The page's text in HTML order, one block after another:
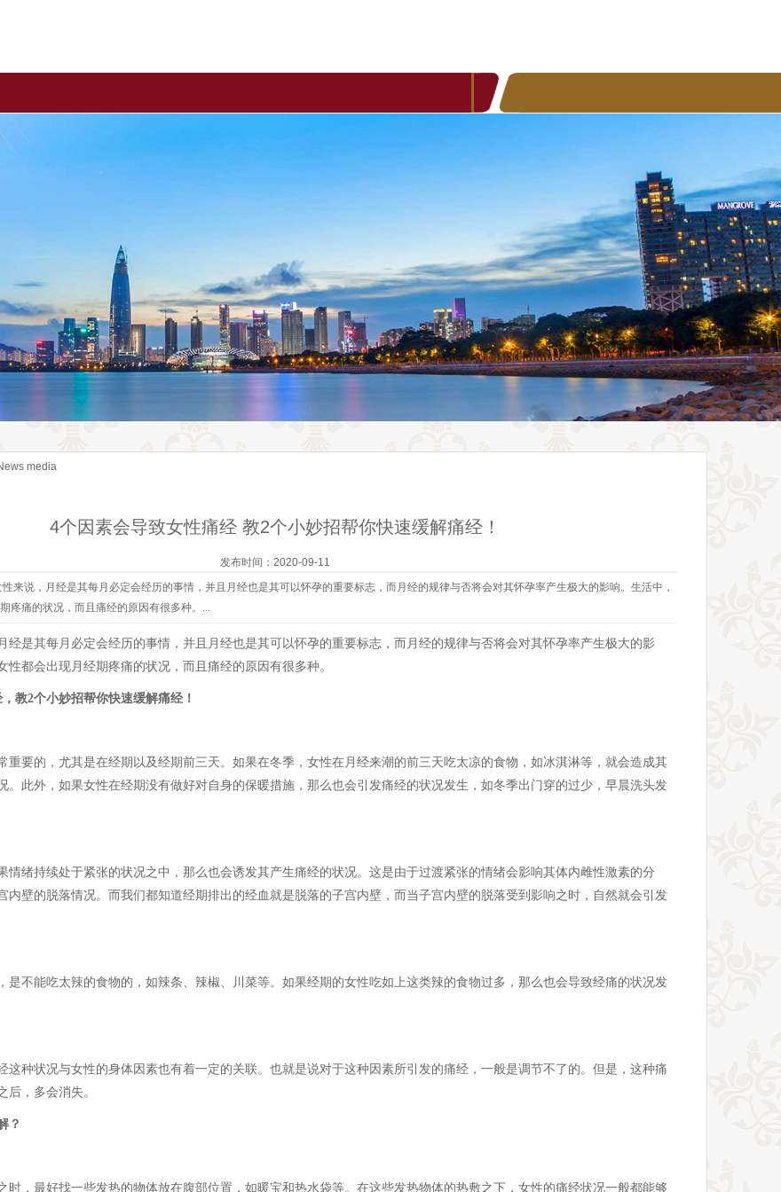
media
4个因素会导致女性痛经 教2个小妙招帮你快速缓解痛经！
发布时间：2020-09-11
来说，月经是其每月必定会经历的事情，并且月经也是其可以怀孕的重要标志，而月经的规律与否将会对其怀孕率产生极大的影响。生活中，
疼痛的状况，而且痛经的原因有很多种。...
经是其每月必定会经历的事情，并且月经也是其可以怀孕的重要标志，而月经的规律与否将会对其怀孕率产生极大的影
性都会出现月经期疼痛的状况，而且痛经的原因有很多种。
教2个小妙招帮你快速缓解痛经！
重要的，尤其是在经期以及经期前三天。如果在冬季，女性在月经来潮的前三天吃太凉的食物，如冰淇淋等，就会造成其
。此外，如果女性在经期没有做好对自身的保暖措施，那么也会引发痛经的状况发生，如冬季出门穿的过少，早晨洗头发
情绪持续处于紧张的状况之中，那么也会诱发其产生痛经的状况。这是由于过渡紧张的情绪会影响其体内雌性激素的分
内壁的脱落情况。而我们都知道经期排出的经血就是脱落的子宫内壁，而当子宫内壁的脱落受到影响之时，自然就会引发
是不能吃太辣的食物的，如辣条、辣椒、川菜等。如果经期的女性吃如上这类辣的食物过多，那么也会导致经痛的状况发
这种状况与女性的身体因素也有着一定的关联。也就是说对于这种因素所引发的痛经，一般是调节不了的。但是，这种痛
后，多会消失。
？
时，最好找一些发热的物体放在腹部位置，如暖宝和热水袋等。在这些发热物体的热敷之下，女性的痛经状况一般都能够